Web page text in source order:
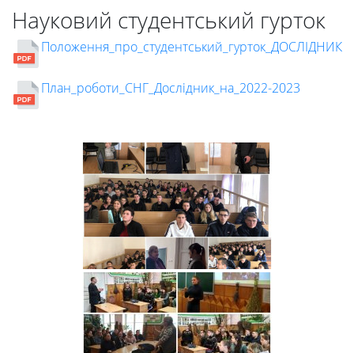
Науковий
ліцей
Науковий студентський гурток
Положення_про_студентський_гурток_ДОСЛІДНИК
План_роботи_СНГ_Дослідник_на_2022-2023